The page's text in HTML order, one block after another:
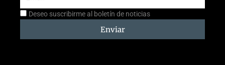
Aceptación
Deseo suscribirme al boletín de noticias
Enviar